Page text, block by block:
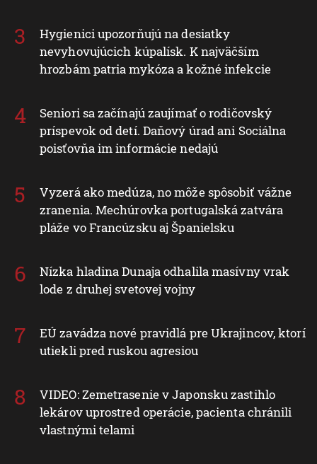
Hygienici upozorňujú na desiatky
nevyhovujúcich kúpalísk. K najväčším
hrozbám patria mykóza a kožné infekcie
Seniori sa začínajú zaujímať o rodičovský
príspevok od detí. Daňový úrad ani Sociálna
poisťovňa im informácie nedajú
Vyzerá ako medúza, no môže spôsobiť vážne
zranenia. Mechúrovka portugalská zatvára
pláže vo Francúzsku aj Španielsku
Nízka hladina Dunaja odhalila masívny vrak
lode z druhej svetovej vojny
EÚ zavádza nové pravidlá pre Ukrajincov, ktorí
utiekli pred ruskou agresiou
VIDEO: Zemetrasenie v Japonsku zastihlo
lekárov uprostred operácie, pacienta chránili
vlastnými telami